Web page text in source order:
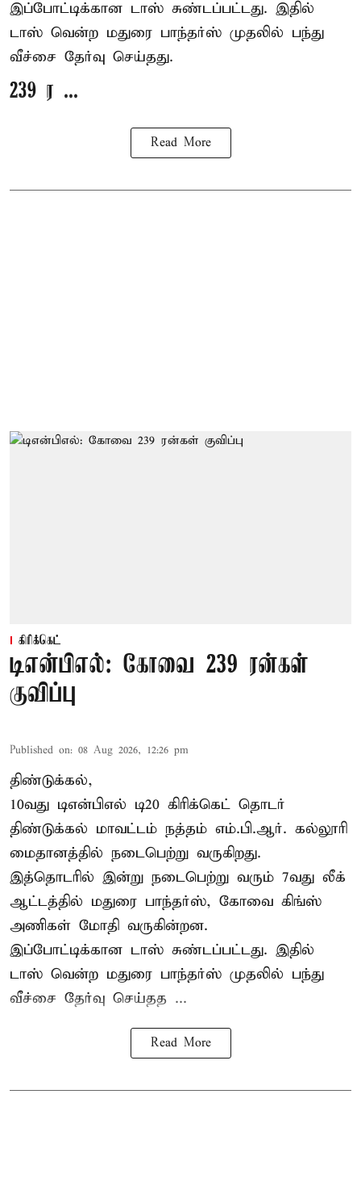
இப்போட்டிக்கான டாஸ் சுண்டப்பட்டது. இதில்
டாஸ் வென்ற மதுரை பாந்தர்ஸ் முதலில் பந்து
வீச்சை தேர்வு செய்தது.
239 ர ...
Read More
கிரிக்கெட்
டிஎன்பிஎல்: கோவை 239 ரன்கள்
குவிப்பு
Published on: 08 Aug 2026, 12:26 pm
திண்டுக்கல்,
10வது டிஎன்பிஎல் டி20 கிரிக்கெட் தொடர்
திண்டுக்கல் மாவட்டம் நத்தம் எம்.பி.ஆர். கல்லூரி
மைதானத்தில் நடைபெற்று வருகிறது.
இத்தொடரில் இன்று நடைபெற்று வரும் 7வது லீக்
ஆட்டத்தில் மதுரை பாந்தர்ஸ், கோவை கிங்ஸ்
அணிகள் மோதி வருகின்றன.
இப்போட்டிக்கான டாஸ் சுண்டப்பட்டது. இதில்
டாஸ் வென்ற மதுரை பாந்தர்ஸ் முதலில் பந்து
வீச்சை தேர்வு செய்தத ...
Read More